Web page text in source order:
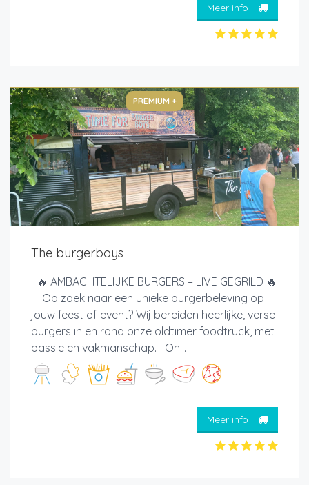
Meer info
PREMIUM +
The burgerboys
🔥 AMBACHTELIJKE BURGERS – LIVE GEGRILD 🔥
Op zoek naar een unieke burgerbeleving op
jouw feest of event? Wij bereiden heerlijke, verse
burgers in en rond onze oldtimer foodtruck, met
passie en vakmanschap. On...
Meer info